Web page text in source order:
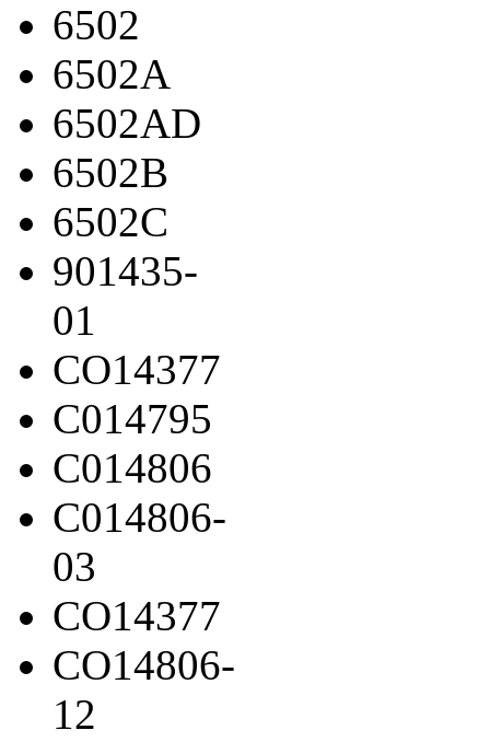
6502
6502A
6502AD
6502B
6502C
901435-
01
CO14377
C014795
C014806
C014806-
03
CO14377
CO14806-
12